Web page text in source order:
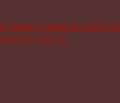
марципана и
кухня